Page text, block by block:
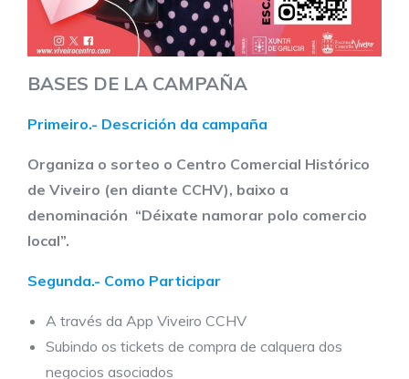
BASES DE LA CAMPAÑA
Primeiro.- Descrición da campaña
Organiza o sorteo o Centro Comercial Histórico
de Viveiro (en diante CCHV), baixo a
denominación “Déixate namorar polo comercio
local”.
Segunda.- Como Participar
A través da App Viveiro CCHV
Subindo os tickets de compra de calquera dos
negocios asociados